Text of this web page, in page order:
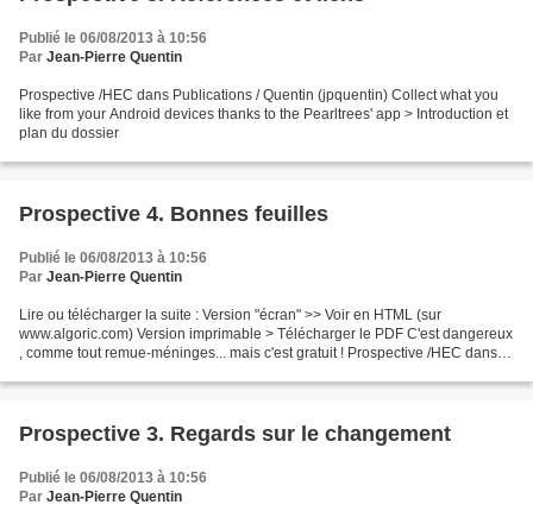
Publié le 06/08/2013 à 10:56
Par Jean-Pierre Quentin
Prospective /HEC dans Publications / Quentin (jpquentin) Collect what you
like from your Android devices thanks to the Pearltrees' app > Introduction et
plan du dossier
Prospective 4. Bonnes feuilles
Publié le 06/08/2013 à 10:56
Par Jean-Pierre Quentin
Lire ou télécharger la suite : Version "écran" >> Voir en HTML (sur
www.algoric.com) Version imprimable > Télécharger le PDF C'est dangereux
, comme tout remue-méninges... mais c'est gratuit ! Prospective /HEC dans
Prospective 3. Regards sur le changement
Publié le 06/08/2013 à 10:56
Par Jean-Pierre Quentin